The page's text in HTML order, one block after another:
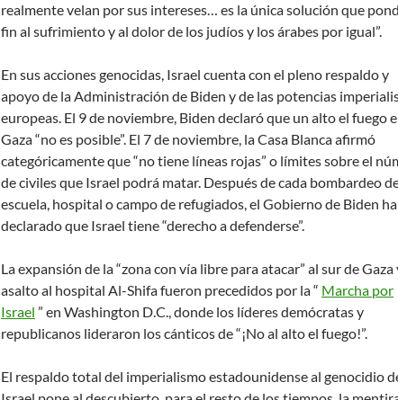
realmente velan por sus intereses… es la única solución que
fin al sufrimiento y al dolor de los judíos y los árabes por igual”.
En sus acciones genocidas, Israel cuenta con el pleno respaldo y
apoyo de la Administración de Biden y de las potencias
europeas. El 9 de noviembre, Biden declaró que un alto el fuego
Gaza “no es posible”. El 7 de noviembre, la Casa Blanca afirmó
categóricamente que “no tiene líneas rojas” o límites sobre el
de civiles que Israel podrá matar. Después de cada bombardeo
escuela, hospital o campo de refugiados, el Gobierno de Biden ha
declarado que Israel tiene “derecho a defenderse”.
La expansión de la “zona con vía libre para atacar” al sur de Gaza
asalto al hospital Al-Shifa fueron precedidos por la “ Marcha por
Israel ” en Washington D.C., donde los líderes demócratas y
republicanos lideraron los cánticos de “¡No al alto el fuego!”.
El respaldo total del imperialismo estadounidense al genocidio